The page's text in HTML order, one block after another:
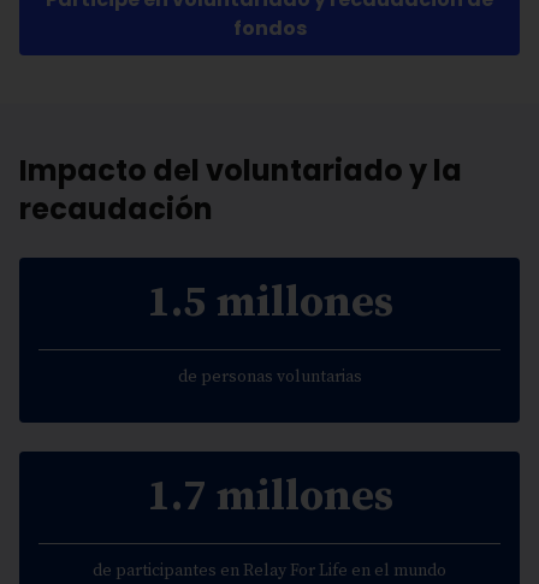
fondos
Impacto del voluntariado y la
recaudación
1.5 millones
de personas voluntarias
1.7 millones
de participantes en Relay For Life en el mundo